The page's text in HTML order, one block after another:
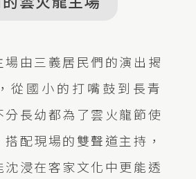
場由三義居民們的演出揭
從國小的打嘴鼓到長青
分長幼都為了雲火龍節使
配現場的雙聲道主持，
沈浸在客家文化中更能透